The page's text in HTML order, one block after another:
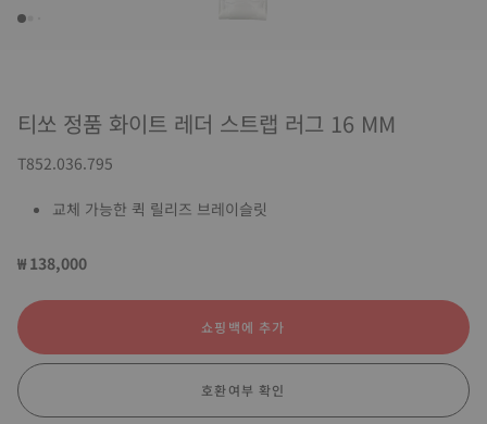
티쏘 정품 화이트 레더 스트랩 러그 16 MM
T852.036.795
교체 가능한 퀵 릴리즈 브레이슬릿
₩ 138,000
쇼핑백에 추가
호환여부 확인